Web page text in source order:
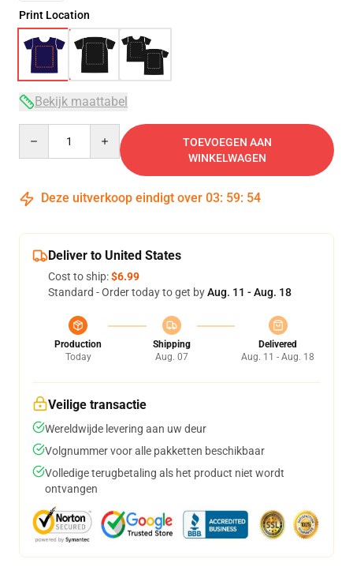
Print Location
Bekijk maattabel
TOEVOEGEN AAN
WINKELWAGEN
Deze uitverkoop eindigt over 03: 59: 54
Deliver to United States
Cost to ship:$6.99
Standard - Order today to get byAug. 11 - Aug. 18
Production
Today
Shipping
Aug. 07
Delivered
Aug. 11 - Aug. 18
Veilige transactie
Wereldwijde levering aan uw deur
Volgnummer voor alle pakketten beschikbaar
Volledige terugbetaling als het product niet wordt
ontvangen